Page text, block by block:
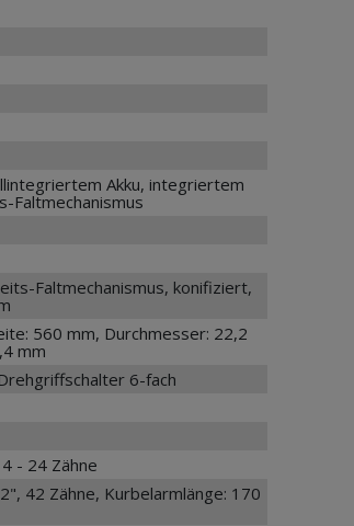
Akku, integriertem
Faltmechanismus
Faltmechanismus, konifiziert,
560 mm, Durchmesser: 22,2
mm
6-fach
- 24 Zähne
42 Zähne, Kurbelarmlänge: 170